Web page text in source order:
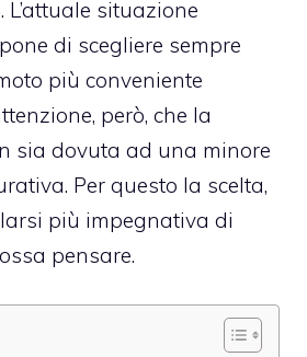
L’attuale situazione
di scegliere sempre
più conveniente
però, che la
sia dovuta ad una minore
Per questo la scelta,
più impegnativa di
pensare.